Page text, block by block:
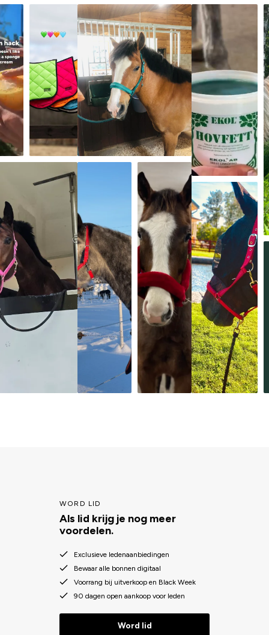
WORD LID
Als lid krijg je nog meer
voordelen.
Exclusieve ledenaanbiedingen
Bewaar alle bonnen digitaal
Voorrang bij uitverkoop en Black Week
90 dagen open aankoop voor leden
Word lid